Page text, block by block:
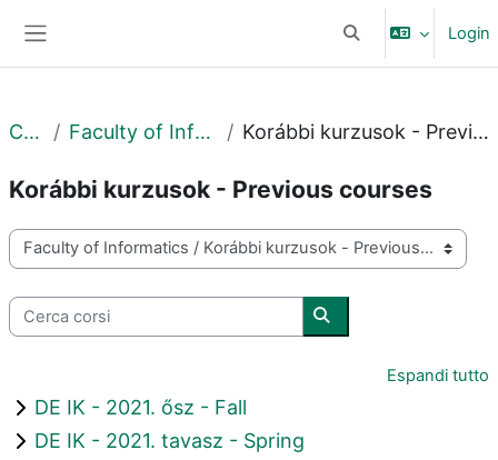
Attiva/disattivaLogin
Corsi Faculty of Informatics Korábbi kurzusok - Previous courses
Korábbi kurzusok - Previous courses
Categorie di corso
Cerca corsi
Cerca corsi
Espandi tutto
DE IK - 2021. ősz - Fall
DE IK - 2021. tavasz - Spring